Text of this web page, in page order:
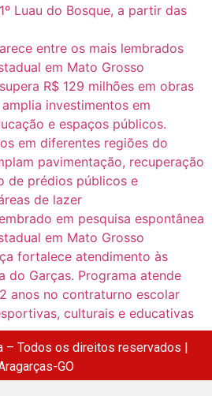
Luau do Bosque, a partir das
entre os mais lembrados
em Mato Grosso
R$ 129 milhões em obras
investimentos em
e espaços públicos.
em diferentes regiões do
pavimentação, recuperação
de prédios públicos e
de lazer
em pesquisa espontânea
em Mato Grosso
fortalece atendimento às
do Garças. Programa atende
anos no contraturno escolar
culturais e educativas
– Todos os direitos reservados |
GO